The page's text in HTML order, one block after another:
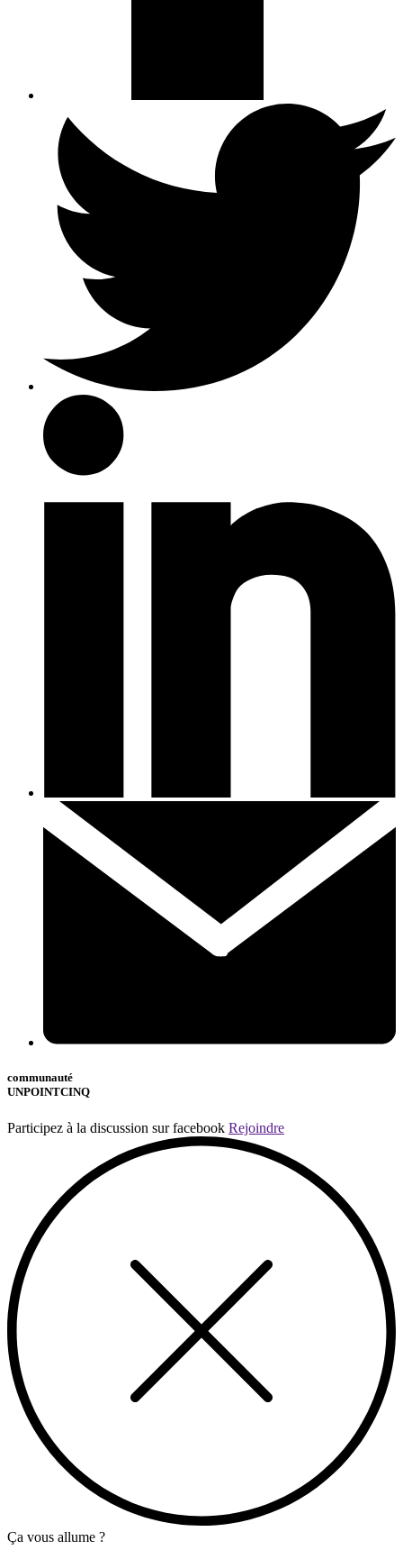
communauté
UNPOINTCINQ
Participez à la discussion sur facebook Rejoindre
Ça vous allume ?